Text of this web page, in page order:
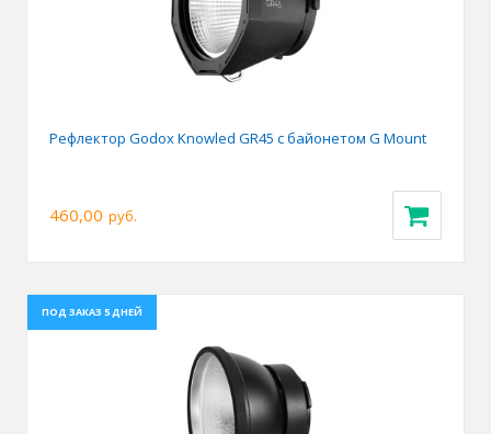
Рефлектор Godox Knowled GR45 с байонетом G Mount
460,00 руб.
ПОД ЗАКАЗ 5 ДНЕЙ